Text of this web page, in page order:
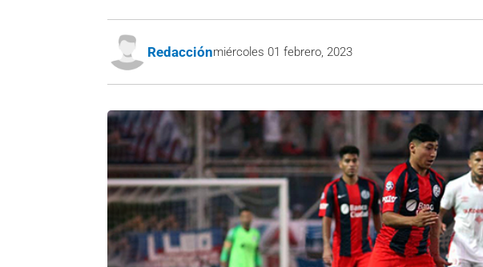
Redacciónmiércoles 01 febrero, 2023